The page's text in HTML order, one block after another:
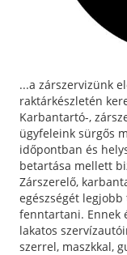
...a zárszervizünk
raktárkészletén
Karbantartó-,
ügyfeleink sürgős
időpontban és
betartása mellett
Zárszerelő,
egészségét
fenntartani. Ennek
lakatos
szerrel, maszkkal,